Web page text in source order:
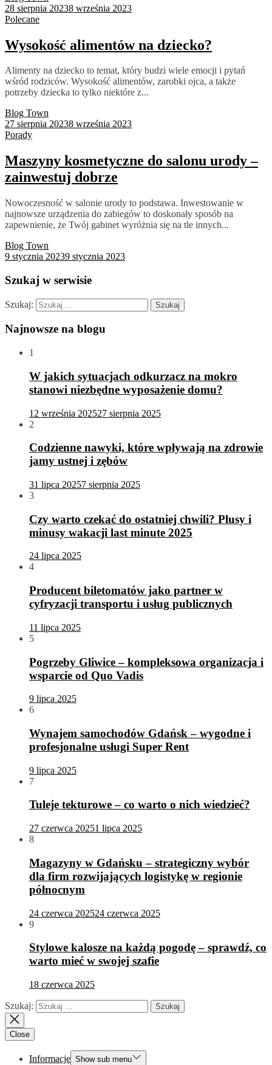
28 sierpnia 20238 września 2023
Polecane
Wysokość alimentów na dziecko?
Alimenty na dziecko to temat, który budzi wiele emocji i pytań
wśród rodziców. Wysokość alimentów, zarobki ojca, a także
potrzeby dziecka to tylko niektóre z...
Blog Town
27 sierpnia 20238 września 2023
Porady
Maszyny kosmetyczne do salonu urody –
zainwestuj dobrze
Nowoczesność w salonie urody to podstawa. Inwestowanie w
najnowsze urządzenia do zabiegów to doskonały sposób na
zapewnienie, że Twój gabinet wyróżnia się na tle innych...
Blog Town
9 stycznia 20239 stycznia 2023
Szukaj w serwisie
Szukaj:
Najnowsze na blogu
1
W jakich sytuacjach odkurzacz na mokro
stanowi niezbędne wyposażenie domu?
12 września 202527 sierpnia 2025
2
Codzienne nawyki, które wpływają na zdrowie
jamy ustnej i zębów
31 lipca 20257 sierpnia 2025
3
Czy warto czekać do ostatniej chwili? Plusy i
minusy wakacji last minute 2025
24 lipca 2025
4
Producent biletomatów jako partner w
cyfryzacji transportu i usług publicznych
11 lipca 2025
5
Pogrzeby Gliwice – kompleksowa organizacja i
wsparcie od Quo Vadis
9 lipca 2025
6
Wynajem samochodów Gdańsk – wygodne i
profesjonalne usługi Super Rent
9 lipca 2025
7
Tuleje tekturowe – co warto o nich wiedzieć?
27 czerwca 20251 lipca 2025
8
Magazyny w Gdańsku – strategiczny wybór
dla firm rozwijających logistykę w regionie
północnym
24 czerwca 202524 czerwca 2025
9
Stylowe kalosze na każdą pogodę – sprawdź, co
warto mieć w swojej szafie
18 czerwca 2025
Szukaj:
Close
Informacje Show sub menu